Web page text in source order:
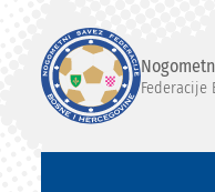
Federacije